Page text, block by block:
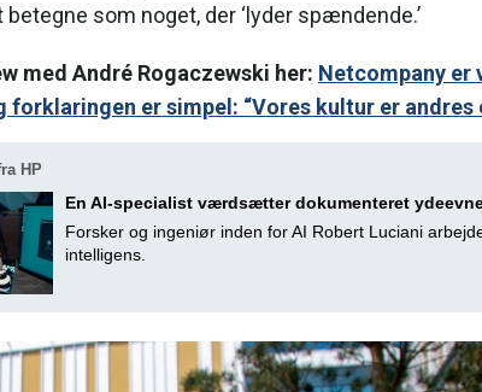
som noget, der ‘lyder spændende.’
med André Rogaczewski her: Netcompany er
er simpel: “Vores kultur er andres
HP
En AI-specialist værdsætter dokumenteret
Forsker og ingeniør inden for AI Robert Luciani
intelligens.